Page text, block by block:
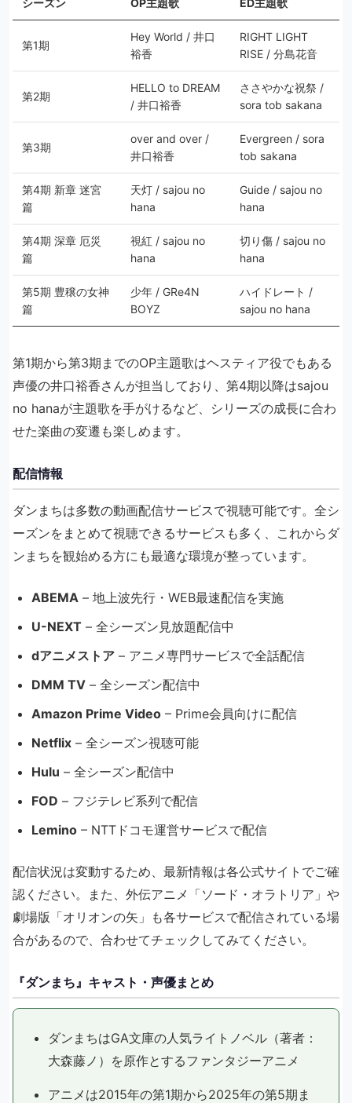
第1期
Hey World / 井口
裕香
RIGHT LIGHT
RISE / 分島花音
第2期
HELLO to DREAM
/ 井口裕香
ささやかな祝祭 /
sora tob sakana
第3期
over and over /
井口裕香
Evergreen / sora
tob sakana
第4期 新章 迷宮
篇
天灯 / sajou no
hana
Guide / sajou no
hana
第4期 深章 厄災
篇
視紅 / sajou no
hana
切り傷 / sajou no
hana
第5期 豊穣の女神
篇
少年 / GRe4N
BOYZ
ハイドレート /
sajou no hana
第1期から第3期までのOP主題歌はヘスティア役でもある
声優の井口裕香さんが担当しており、第4期以降はsajou
no hanaが主題歌を手がけるなど、シリーズの成長に合わ
せた楽曲の変遷も楽しめます。
配信情報
ダンまちは多数の動画配信サービスで視聴可能です。全シ
ーズンをまとめて視聴できるサービスも多く、これからダ
ンまちを観始める方にも最適な環境が整っています。
ABEMA – 地上波先行・WEB最速配信を実施
U-NEXT – 全シーズン見放題配信中
dアニメストア – アニメ専門サービスで全話配信
DMM TV – 全シーズン配信中
Amazon Prime Video – Prime会員向けに配信
Netflix – 全シーズン視聴可能
Hulu – 全シーズン配信中
FOD – フジテレビ系列で配信
Lemino – NTTドコモ運営サービスで配信
配信状況は変動するため、最新情報は各公式サイトでご確
認ください。また、外伝アニメ「ソード・オラトリア」や
劇場版「オリオンの矢」も各サービスで配信されている場
合があるので、合わせてチェックしてみてください。
『ダンまち』キャスト・声優まとめ
ダンまちはGA文庫の人気ライトノベル（著者：
大森藤ノ）を原作とするファンタジーアニメ
アニメは2015年の第1期から2025年の第5期ま